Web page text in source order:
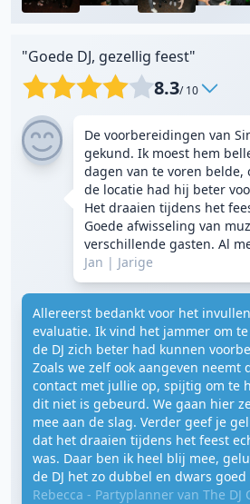
"Goede DJ, gezellig feest"
8.3/ 10
De voorbereidingen van
gekund. Ik moest hem
dagen van te voren belde,
de locatie had hij beter
Het draaien tijdens het
Goede afwisseling van
verschillende gasten. Al
Jan | Jarige
Allereerst bedankt voor het
evaluatie. Ik vind het jammer om
de DJ zich beter had kunnen
Zoals we zelf ook aangeven neemt
contact met jullie op, spijtig om te
dit niet is gebeurd. We gaan hier
mee aan de slag. Verder geef je
dat het draaien tijdens het feest
was. Daar ben ik heel blij mee,
de DJ het zo dubbel en dwars goed
Rebecca - Partyplanner van The DJ